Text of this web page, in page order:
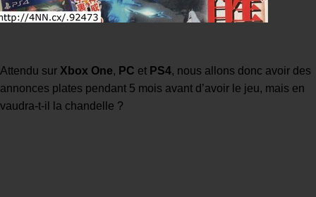
Attendu sur Xbox One, PC et PS4, nous allons donc avoir des
annonces plates pendant 5 mois avant d’avoir le jeu, mais en
vaudra-t-il la chandelle ?